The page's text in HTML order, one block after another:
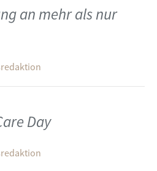
an mehr als nur
Day